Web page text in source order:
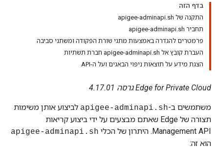
בדף הזה
התקנה של apigee-adminapi.sh
תחביר apigee-adminapi.sh
פרמטרים להגדרה באמצעות מתגי שורת הפקודה ומשתני סביבה
העברת קובץ אל apigee-adminapi.sh חברת תשתיות
הצגת מידע על תוצאות ניפוי הבאגים ועל ה-API
Edge for Private Cloud גרסה 4.17.01
משתמשים ב-apigee-adminapi.sh לביצוע אותן משימות
תצורה של Edge שאתם מבצעים על ידי ביצוע קריאות
Management API. היתרון של הכלי
apigee-adminapi.sh
הוא זה: